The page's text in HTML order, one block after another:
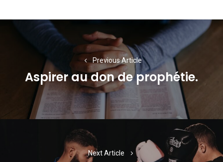
Navigation
l’article
Previous Article
Previous
post:
Aspirer au don de prophétie.
Next Article